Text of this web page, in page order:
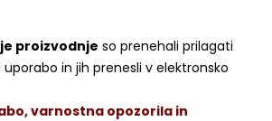
proizvodnje so prenehali prilagati
in jih prenesli v elektronsko
varnostna opozorila in